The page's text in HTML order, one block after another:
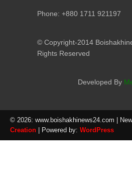
Phone: +880 1711 921197
© Copyright-2014
Rights Reserved
Developed By
© 2026: www.boishakhinews24.com |
Creation | Powered by: WordPress